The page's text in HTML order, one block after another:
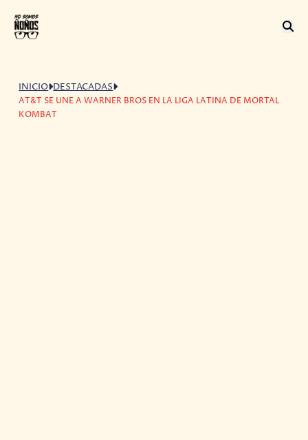
INICIO DESTACADAS
AT&T SE UNE A WARNER BROS EN LA LIGA LATINA DE MORTAL
KOMBAT